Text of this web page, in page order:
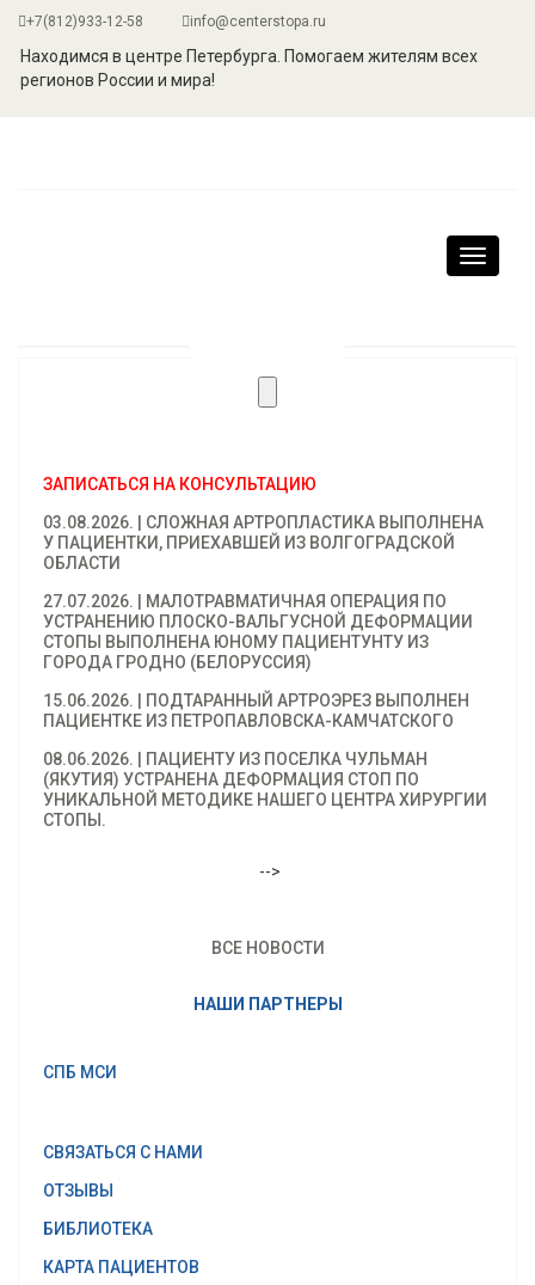
+7(812)933-12-58 info@centerstopa.ru
Находимся в центре Петербурга. Помогаем жителям всех
регионов России и мира!
ЗАПИСАТЬСЯ НА КОНСУЛЬТАЦИЮ
03.08.2026. | СЛОЖНАЯ АРТРОПЛАСТИКА ВЫПОЛНЕНА
У ПАЦИЕНТКИ, ПРИЕХАВШЕЙ ИЗ ВОЛГОГРАДСКОЙ
ОБЛАСТИ
27.07.2026. | МАЛОТРАВМАТИЧНАЯ ОПЕРАЦИЯ ПО
УСТРАНЕНИЮ ПЛОСКО-ВАЛЬГУСНОЙ ДЕФОРМАЦИИ
СТОПЫ ВЫПОЛНЕНА ЮНОМУ ПАЦИЕНТУНТУ ИЗ
ГОРОДА ГРОДНО (БЕЛОРУССИЯ)
15.06.2026. | ПОДТАРАННЫЙ АРТРОЭРЕЗ ВЫПОЛНЕН
ПАЦИЕНТКЕ ИЗ ПЕТРОПАВЛОВСКА-КАМЧАТСКОГО
08.06.2026. | ПАЦИЕНТУ ИЗ ПОСЕЛКА ЧУЛЬМАН
(ЯКУТИЯ) УСТРАНЕНА ДЕФОРМАЦИЯ СТОП ПО
УНИКАЛЬНОЙ МЕТОДИКЕ НАШЕГО ЦЕНТРА ХИРУРГИИ
СТОПЫ.
-->
ВСЕ НОВОСТИ
НАШИ ПАРТНЕРЫ
СПБ МСИ
СВЯЗАТЬСЯ С НАМИ
ОТЗЫВЫ
БИБЛИОТЕКА
КАРТА ПАЦИЕНТОВ